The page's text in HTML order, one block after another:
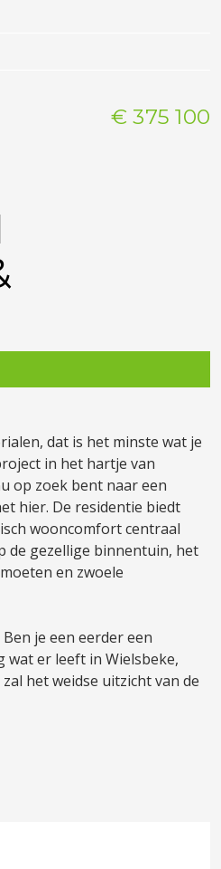
€ 375 100
dat is het minste wat je
in het hartje van
op zoek bent naar een
hier. De residentie biedt
wooncomfort centraal
de gezellige binnentuin, het
en zwoele
je een eerder een
wat er leeft in Wielsbeke,
het weidse uitzicht van de